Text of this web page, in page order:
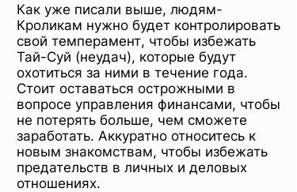
Как уже писали выше, людям-
Кроликам нужно будет контролировать
свой темперамент, чтобы избежать
Тай-Суй (неудач), которые будут
охотиться за ними в течение года.
Стоит оставаться острожными в
вопросе управления финансами, чтобы
не потерять больше, чем сможете
заработать. Аккуратно относитесь к
новым знакомствам, чтобы избежать
предательств в личных и деловых
отношениях.